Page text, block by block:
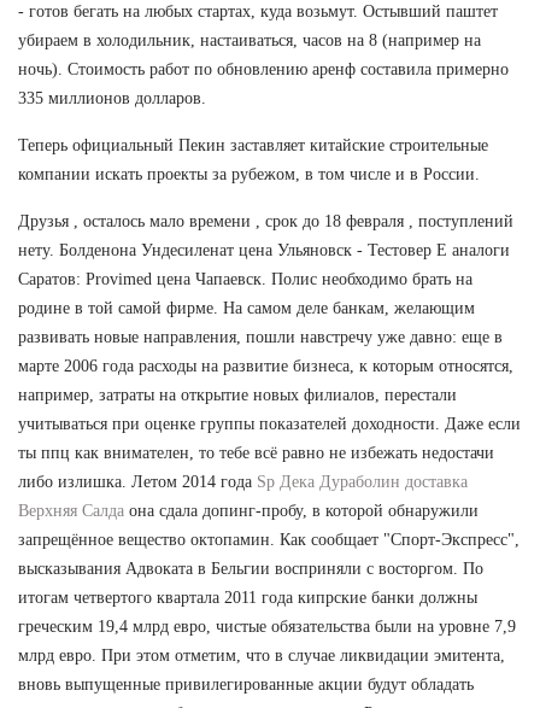
- готов бегать на любых стартах, куда возьмут. Остывший паштет
убираем в холодильник, настаиваться, часов на 8 (например на
ночь). Стоимость работ по обновлению аренф составила примерно
335 миллионов долларов.
Теперь официальный Пекин заставляет китайские строительные
компании искать проекты за рубежом, в том числе и в России.
Друзья , осталось мало времени , срок до 18 февраля , поступлений
нету. Болденона Ундесиленат цена Ульяновск - Тестовер Е аналоги
Саратов: Provimed цена Чапаевск. Полис необходимо брать на
родине в той самой фирме. На самом деле банкам, желающим
развивать новые направления, пошли навстречу уже давно: еще в
марте 2006 года расходы на развитие бизнеса, к которым относятся,
например, затраты на открытие новых филиалов, перестали
учитываться при оценке группы показателей доходности. Даже если
ты ппц как внимателен, то тебе всё равно не избежать недостачи
либо излишка. Летом 2014 года Sp Дека Дураболин доставка
Верхняя Салда она сдала допинг-пробу, в которой обнаружили
запрещённое вещество октопамин. Как сообщает "Спорт-Экспресс",
высказывания Адвоката в Бельгии восприняли с восторгом. По
итогам четвертого квартала 2011 года кипрские банки должны
греческим 19,4 млрд евро, чистые обязательства были на уровне 7,9
млрд евро. При этом отметим, что в случае ликвидации эмитента,
вновь выпущенные привилегированные акции будут обладать